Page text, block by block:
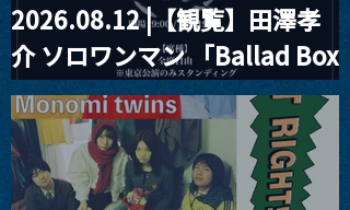
2026.08.12 |【観覧】田澤孝
介 ソロワンマン 「Ballad Box
2026」